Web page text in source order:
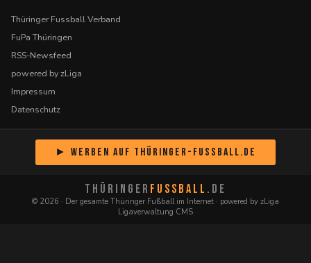
Thüringer Fussball Verband
FuPa Thüringen
RSS-Newsfeed
powered by zLiga
Impressum
Datenschutz
► Werben auf Thüringer-Fussball.de
THÜRINGER FUSSBALL .DE
© 2026 · Der gesamte Thüringer Fußball im Internet · powered by zLiga
Ligaverwaltung CMS